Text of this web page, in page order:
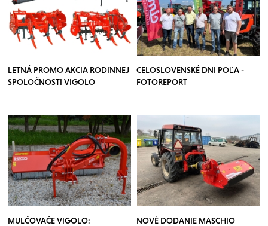
LETNÁ PROMO AKCIA RODINNEJ
SPOLOČNOSTI VIGOLO
CELOSLOVENSKÉ DNI POĽA -
FOTOREPORT
MULČOVAČE VIGOLO:
NOVÉ DODANIE MASCHIO